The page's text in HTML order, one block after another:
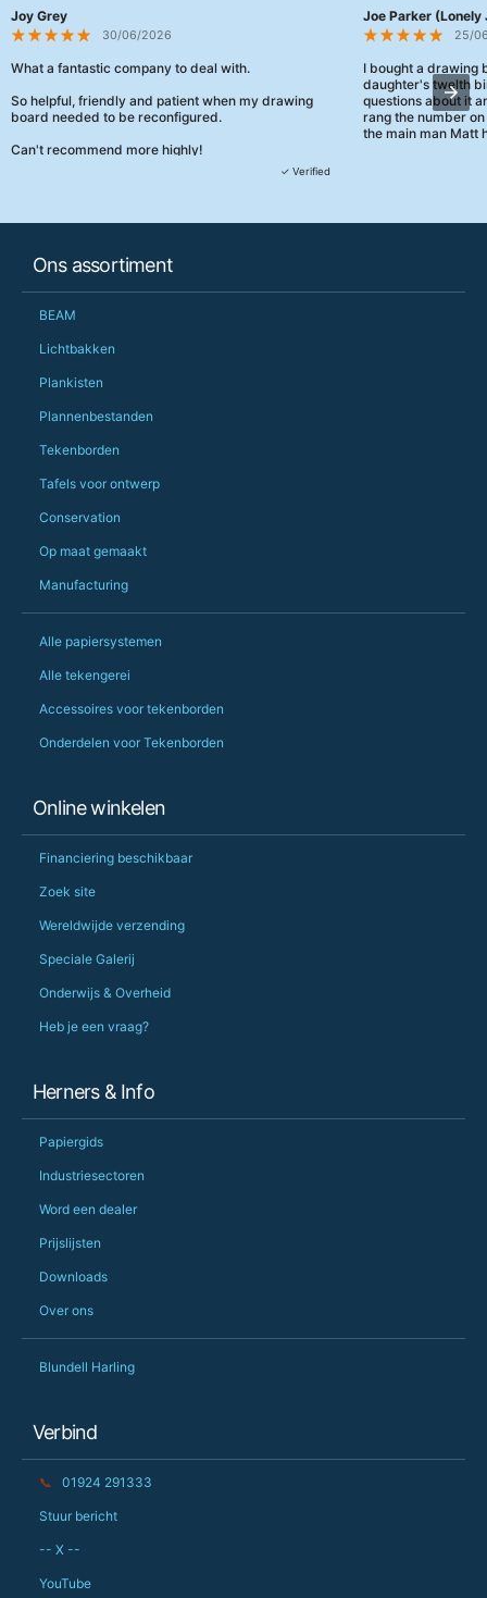
Joy Grey
30/06/2026
What a fantastic company to deal with.
So helpful, friendly and patient when my drawing
board needed to be reconfigured.
Can't recommend more highly!
✓ Verified
Joe Parker (Lonely
25/
I bought a drawing
daughter's twelth
questions about it
rang the number
the main man Matt
Ons assortiment
BEAM
Lichtbakken
Plankisten
Plannenbestanden
Tekenborden
Tafels voor ontwerp
Conservation
Op maat gemaakt
Manufacturing
Alle papiersystemen
Alle tekengerei
Accessoires voor tekenborden
Onderdelen voor Tekenborden
Online winkelen
Financiering beschikbaar
Zoek site
Wereldwijde verzending
Speciale Galerij
Onderwijs & Overheid
Heb je een vraag?
Herners & Info
Papiergids
Industriesectoren
Word een dealer
Prijslijsten
Downloads
Over ons
Blundell Harling
Verbind
📞 01924 291333
Stuur bericht
-- X --
YouTube